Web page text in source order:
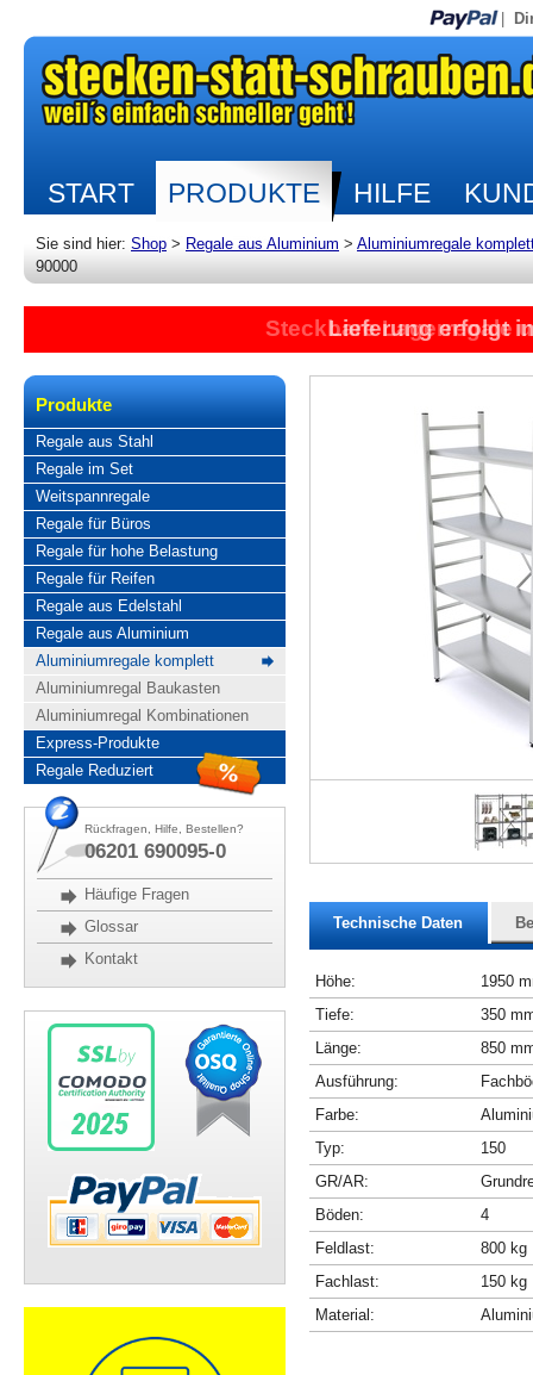
START PRODUKTE HILFE
Sie sind hier: Shop > Regale aus Aluminium > Aluminiumregale
90000
Steckbare Lagerregale
Lieferung erfolgt
Produkte
Regale aus Stahl
Regale im Set
Weitspannregale
Regale für Büros
Regale für hohe Belastung
Regale für Reifen
Regale aus Edelstahl
Regale aus Aluminium
Aluminiumregale komplett
Aluminiumregal Baukasten
Aluminiumregal Kombinationen
Express-Produkte
Regale Reduziert
Rückfragen, Hilfe, Bestellen?
06201 690095-0
Häufige Fragen
Glossar
Kontakt
Technische Daten
Höhe:
1950
Tiefe:
350
Länge:
850
Ausführung:
Farbe:
Typ:
150
GR/AR:
Böden:
4
Feldlast:
800 kg
Fachlast:
150 kg
Material: